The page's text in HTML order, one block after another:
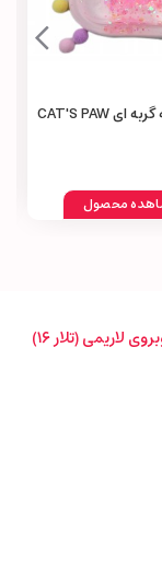
فیجت پنجه گربه‌ ای CAT'S PAW
محصول
لاریمی (تلار ۱۶)